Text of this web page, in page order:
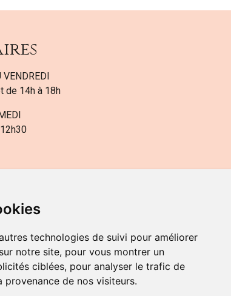
technologies de suivi pour améliorer
notre site, pour vous montrer un
ciblées, pour analyser le trafic de
de nos visiteurs.
VENDREDI
de 14h à 18h